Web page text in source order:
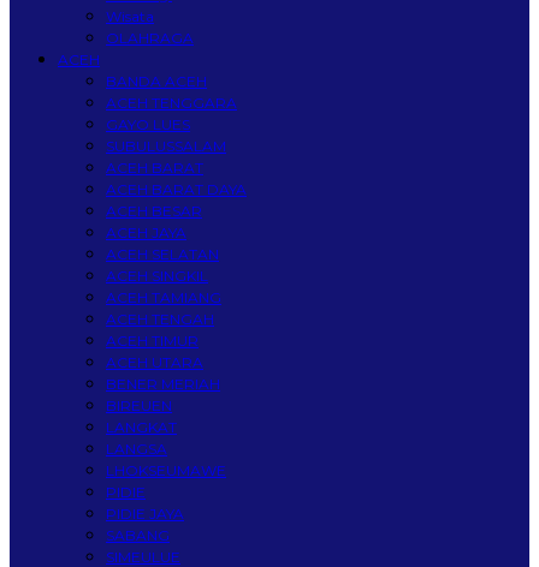
Wisata
OLAHRAGA
ACEH
BANDA ACEH
ACEH TENGGARA
GAYO LUES
SUBULUSSALAM
ACEH BARAT
ACEH BARAT DAYA
ACEH BESAR
ACEH JAYA
ACEH SELATAN
ACEH SINGKIL
ACEH TAMIANG
ACEH TENGAH
ACEH TIMUR
ACEH UTARA
BENER MERIAH
BIREUEN
LANGKAT
LANGSA
LHOKSEUMAWE
PIDIE
PIDIE JAYA
SABANG
SIMEULUE